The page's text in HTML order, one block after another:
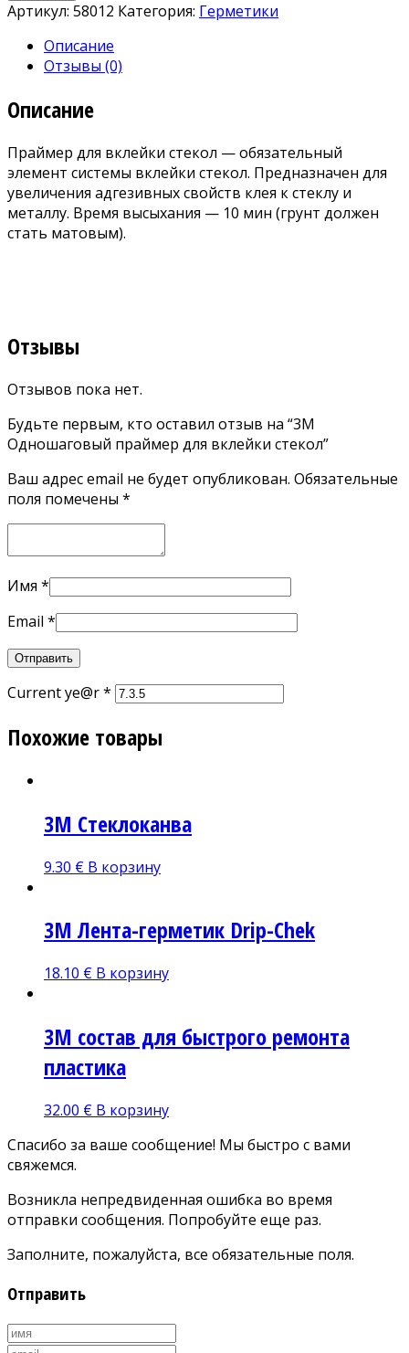
Артикул: 58012 Категория: Герметики
Описание
Отзывы (0)
Описание
Праймер для вклейки стекол — обязательный
элемент системы вклейки стекол. Предназначен для
увеличения адгезивных свойств клея к стеклу и
металлу. Время высыхания — 10 мин (грунт должен
стать матовым).
Отзывы
Отзывов пока нет.
Будьте первым, кто оставил отзыв на “3M
Одношаговый праймер для вклейки стекол”
Ваш адрес email не будет опубликован. Обязательные
поля помечены *
Имя *
Email *
Current ye@r*
Похожие товары
3М Стеклоканва
9.30 € В корзину
3M Лента-герметик Drip-Chek
18.10 € В корзину
3М состав для быстрого ремонта
пластика
32.00 € В корзину
Спасибо за ваше сообщение! Мы быстро с вами
свяжемся.
Возникла непредвиденная ошибка во время
отправки сообщения. Попробуйте еще раз.
Заполните, пожалуйста, все обязательные поля.
Отправить